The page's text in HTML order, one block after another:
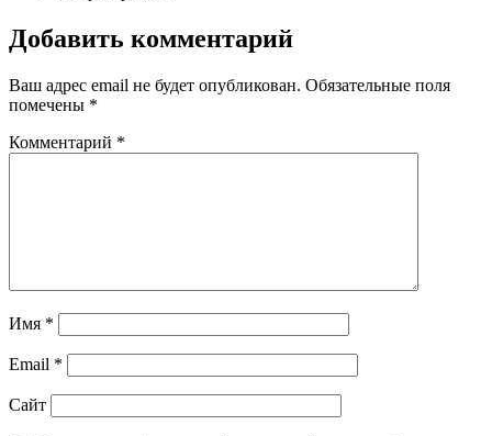
Добавить комментарий
Ваш адрес email не будет опубликован. Обязательные поля
помечены *
Комментарий *
Имя *
Email *
Сайт